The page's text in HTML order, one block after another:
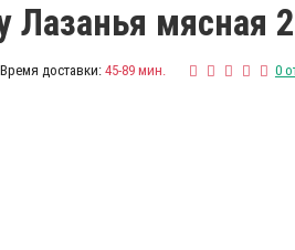
Лазанья мясная
Время доставки: 45-89 мин. 0